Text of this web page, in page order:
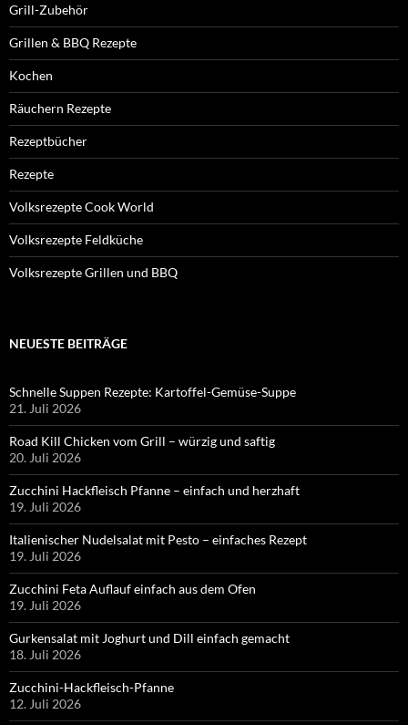
Grill-Zubehör
Grillen & BBQ Rezepte
Kochen
Räuchern Rezepte
Rezeptbücher
Rezepte
Volksrezepte Cook World
Volksrezepte Feldküche
Volksrezepte Grillen und BBQ
NEUESTE BEITRÄGE
Schnelle Suppen Rezepte: Kartoffel-Gemüse-Suppe
21. Juli 2026
Road Kill Chicken vom Grill – würzig und saftig
20. Juli 2026
Zucchini Hackfleisch Pfanne – einfach und herzhaft
19. Juli 2026
Italienischer Nudelsalat mit Pesto – einfaches Rezept
19. Juli 2026
Zucchini Feta Auflauf einfach aus dem Ofen
19. Juli 2026
Gurkensalat mit Joghurt und Dill einfach gemacht
18. Juli 2026
Zucchini-Hackfleisch-Pfanne
12. Juli 2026